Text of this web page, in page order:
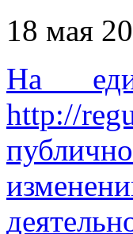
18 мая
На
http://